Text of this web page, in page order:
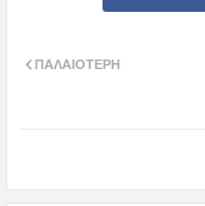
ΠΑΛΑΙΌΤΕΡΗ